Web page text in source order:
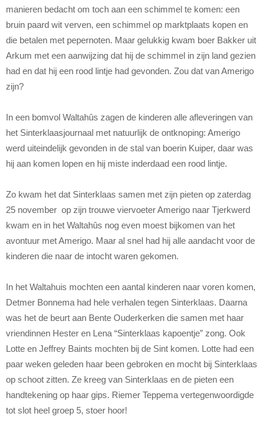
manieren bedacht om toch aan een schimmel te komen: een
bruin paard wit verven, een schimmel op marktplaats kopen en
die betalen met pepernoten. Maar gelukkig kwam boer Bakker uit
Arkum met een aanwijzing dat hij de schimmel in zijn land gezien
had en dat hij een rood lintje had gevonden. Zou dat van Amerigo
zijn?
In een bomvol Waltahûs zagen de kinderen alle afleveringen van
het Sinterklaasjournaal met natuurlijk de ontknoping: Amerigo
werd uiteindelijk gevonden in de stal van boerin Kuiper, daar was
hij aan komen lopen en hij miste inderdaad een rood lintje.
Zo kwam het dat Sinterklaas samen met zijn pieten op zaterdag
25 november op zijn trouwe viervoeter Amerigo naar Tjerkwerd
kwam en in het Waltahûs nog even moest bijkomen van het
avontuur met Amerigo. Maar al snel had hij alle aandacht voor de
kinderen die naar de intocht waren gekomen.
In het Waltahuis mochten een aantal kinderen naar voren komen,
Detmer Bonnema had hele verhalen tegen Sinterklaas. Daarna
was het de beurt aan Bente Ouderkerken die samen met haar
vriendinnen Hester en Lena “Sinterklaas kapoentje” zong. Ook
Lotte en Jeffrey Baints mochten bij de Sint komen. Lotte had een
paar weken geleden haar been gebroken en mocht bij Sinterklaas
op schoot zitten. Ze kreeg van Sinterklaas en de pieten een
handtekening op haar gips. Riemer Teppema vertegenwoordigde
tot slot heel groep 5, stoer hoor!